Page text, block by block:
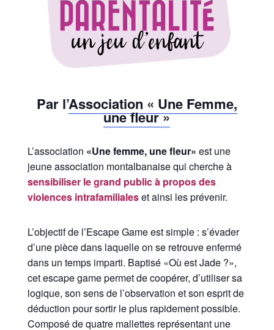
Par l’Association « Une Femme,
une fleur »
L’association «Une femme, une fleur» est une
jeune association montalbanaise qui cherche à
sensibiliser le grand public à propos des
violences intrafamilialeset ainsi les prévenir.
L’objectif de l’Escape Game est simple : s’évader
d’une pièce dans laquelle on se retrouve enfermé
dans un temps imparti. Baptisé «Où est Jade ?»,
cet escape game permet de coopérer, d’utiliser sa
logique, son sens de l’observation et son esprit de
déduction pour sortir le plus rapidement possible.
Composé de quatre mallettes représentant une